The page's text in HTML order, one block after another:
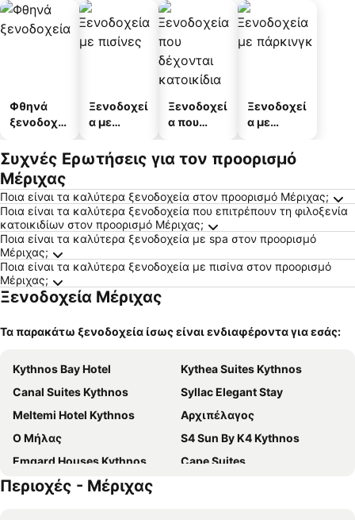
Φθηνά
ξενοδοχεί
Ξενοδοχεί
α με
Ξενοδοχεί
α που
κατοικίδι
α
Ξενοδοχεί
α με
Συχνές Ερωτήσεις για τον προορισμό
Μέριχας
Ποια είναι τα καλύτερα ξενοδοχεία στον προορισμό Μέριχας;
Ποια είναι τα καλύτερα ξενοδοχεία που επιτρέπουν τη φιλοξενία
κατοικιδίων στον προορισμό Μέριχας;
Ποια είναι τα καλύτερα ξενοδοχεία με spa στον προορισμό
Μέριχας;
Ποια είναι τα καλύτερα ξενοδοχεία με πισίνα στον προορισμό
Μέριχας;
Ξενοδοχεία Μέριχας
Τα παρακάτω ξενοδοχεία ίσως είναι ενδιαφέροντα για εσάς:
Kythnos Bay Hotel
Kythea Suites Kythnos
Canal Suites Kythnos
Syllac Elegant Stay
Meltemi Hotel Kythnos
Αρχιπέλαγος
Ο Μήλας
S4 Sun By K4 Kythnos
Emgard Houses Kythnos
Cape Suites
Stimata
Περιοχές - Μέριχας